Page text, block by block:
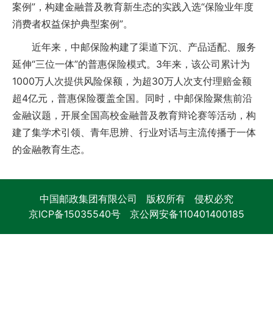
案例”，构建金融普及教育新生态的实践入选“保险业年度
消费者权益保护典型案例”。
近年来，中邮保险构建了渠道下沉、产品适配、服务
延伸“三位一体”的普惠保险模式。3年来，该公司累计为
1000万人次提供风险保额，为超30万人次支付理赔金额
超4亿元，普惠保险覆盖全国。同时，中邮保险聚焦前沿
金融议题，开展全国高校金融普及教育辩论赛等活动，构
建了集学术引领、青年思辨、行业对话与主流传播于一体
的金融教育生态。
中国邮政集团有限公司 版权所有 侵权必究
京ICP备15035540号 京公网安备110401400185